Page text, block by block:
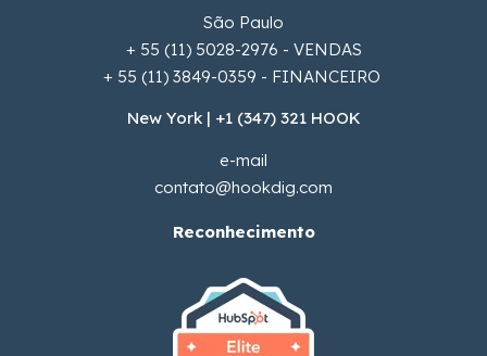
São Paulo
+ 55 (11) 5028-2976 - VENDAS
+ 55 (11) 3849-0359 - FINANCEIRO
New York | +1 (347) 321 HOOK
e-mail
contato@hookdig.com
Reconhecimento